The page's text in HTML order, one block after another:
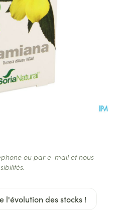
l'évolution des stocks !
ou par e-mail et nous